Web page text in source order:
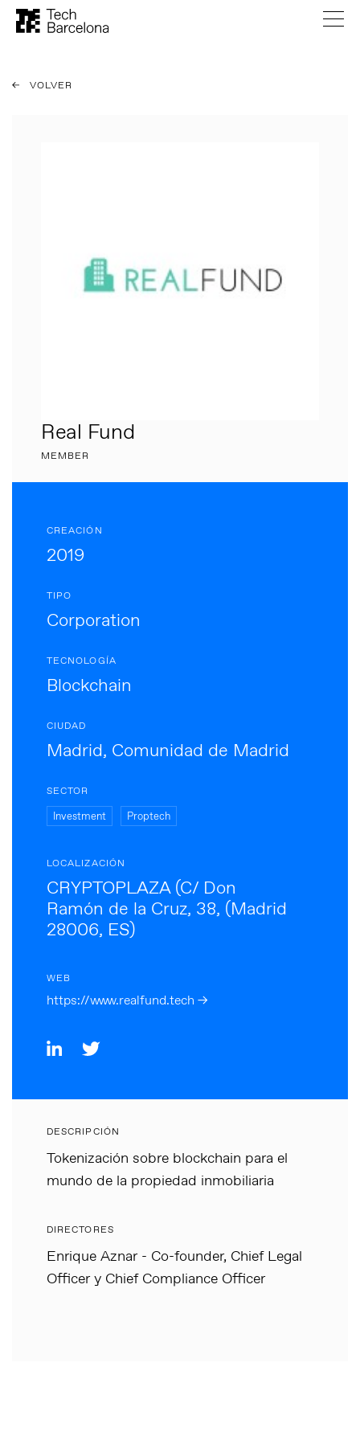
VOLVER
Real Fund
MEMBER
CREACIÓN
2019
TIPO
Corporation
TECNOLOGÍA
Blockchain
CIUDAD
Madrid, Comunidad de Madrid
SECTOR
Investment Proptech
LOCALIZACIÓN
CRYPTOPLAZA (C/ Don
Ramón de la Cruz, 38, (Madrid
28006, ES)
WEB
https://www.realfund.tech →
DESCRIPCIÓN
Tokenización sobre blockchain para el
mundo de la propiedad inmobiliaria
DIRECTORES
Enrique Aznar - Co-founder, Chief Legal
Officer y Chief Compliance Officer